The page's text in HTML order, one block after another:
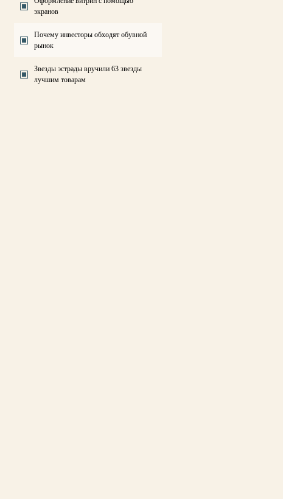
экранов
Почему инвесторы обходят обувной
рынок
Звезды эстрады вручили 63 звезды
лучшим товарам